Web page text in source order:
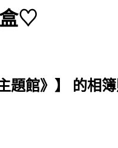
盒♡
題館》】 的相